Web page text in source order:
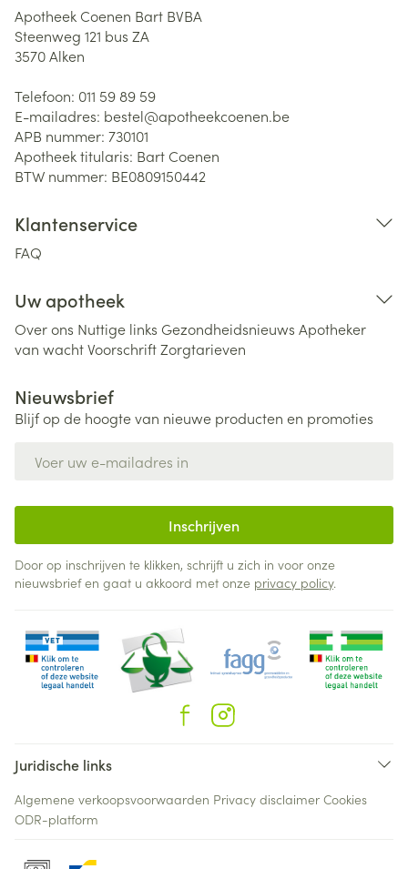
Apotheek Coenen Bart BVBA
Steenweg 121 bus ZA
3570Alken
Telefoon: 011 59 89 59
E-mailadres: bestel@apotheekcoenen.be
APB nummer: 730101
Apotheek titularis: Bart Coenen
BTW nummer: BE0809150442
Klantenservice
FAQ
Uw apotheek
Over ons Nuttige links Gezondheidsnieuws Apotheker
van wachtVoorschriftZorgtarieven
Nieuwsbrief
Blijf op de hoogte van nieuwe producten en promoties
Inschrijven
Door op inschrijven te klikken, schrijft u zich in voor onze
nieuwsbrief en gaat u akkoord met onze privacy policy.
Juridische links
Algemene verkoopsvoorwaarden Privacy disclaimer Cookies
ODR-platform